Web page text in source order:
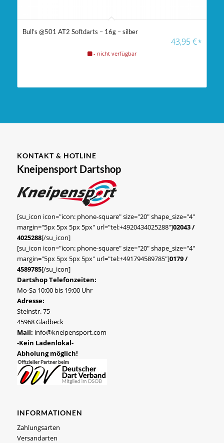
Bull’s @501 AT2 Softdarts – 16g – silber
43,95€*
- nicht verfügbar
KONTAKT & HOTLINE
Kneipensport Dartshop
[su_icon icon="icon: phone-square" size="20" shape_size="4"
margin="5px 5px 5px 5px" url="tel:+4920434025288"]02043 /
4025288[/su_icon]
[su_icon icon="icon: phone-square" size="20" shape_size="4"
margin="5px 5px 5px 5px" url="tel:+491794589785"]0179 /
4589785[/su_icon]
Dartshop Telefonzeiten:
Mo-Sa 10:00 bis 19:00 Uhr
Adresse:
Steinstr. 75
45968 Gladbeck
Mail: info@kneipensport.com
-Kein Ladenlokal-
Abholung möglich!
INFORMATIONEN
Zahlungsarten
Versandarten